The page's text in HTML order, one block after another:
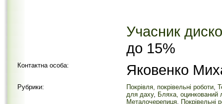
Учасник
до 15%
Контактна особа: Яковенко
Рубрики: Покрівля, покрівельні роботи,
для даху, Бляха, оцинкований
Металочерепиця, Покрівельні